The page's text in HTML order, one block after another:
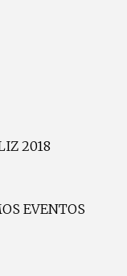
2018
EVENTOS